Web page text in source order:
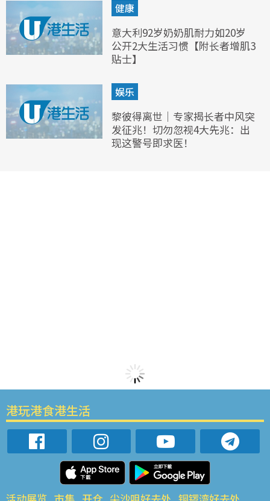
健康
意大利92岁奶奶肌耐力如20岁
公开2大生活习惯【附长者增肌3
贴士】
娱乐
黎彼得离世｜专家揭长者中风突
发征兆！切勿忽视4大先兆：出
现这警号即求医！
港玩港食港生活